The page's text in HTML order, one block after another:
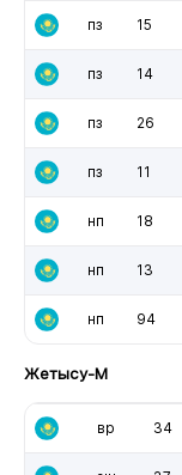
пз 15
пз 14
пз 26
пз 11
нп 18
нп 13
нп 94
Жетысу-М
вр 34